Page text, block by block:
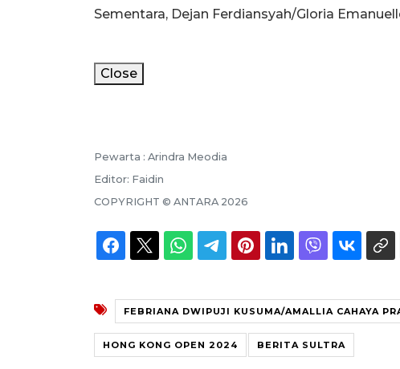
Sementara, Dejan Ferdiansyah/Gloria
Close
Pewarta : Arindra Meodia
Editor: Faidin
COPYRIGHT © ANTARA 2026
FEBRIANA DWIPUJI KUSUMA/AMALLIA CAHAYA
HONG KONG OPEN 2024 BERITA SULTRA